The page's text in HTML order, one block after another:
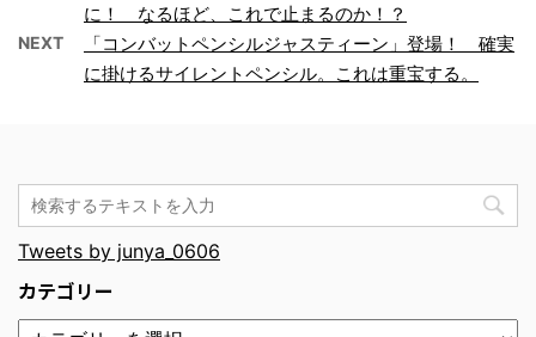
に！ なるほど、これで止まるのか！？
NEXT
「コンバットペンシルジャスティーン」登場！ 確実
に掛けるサイレントペンシル。これは重宝する。
Tweets by junya_0606
カテゴリー